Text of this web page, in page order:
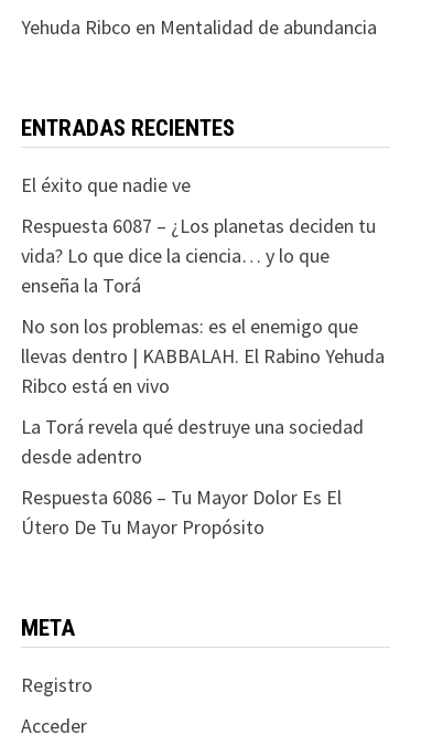
Yehuda Ribco en Mentalidad de abundancia
ENTRADAS RECIENTES
El éxito que nadie ve
Respuesta 6087 – ¿Los planetas deciden tu
vida? Lo que dice la ciencia… y lo que
enseña la Torá
No son los problemas: es el enemigo que
llevas dentro | KABBALAH. El Rabino Yehuda
Ribco está en vivo
La Torá revela qué destruye una sociedad
desde adentro
Respuesta 6086 – Tu Mayor Dolor Es El
Útero De Tu Mayor Propósito
META
Registro
Acceder